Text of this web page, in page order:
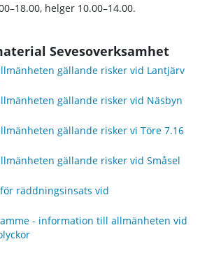
helger 10.00–14.00.
Sevesoverksamhet
gällande risker vid Lantjärv
gällande risker vid Näsbyn
gällande risker vi Töre 7.16
gällande risker vid Småsel
räddningsinsats vid
- information till allmänheten vid